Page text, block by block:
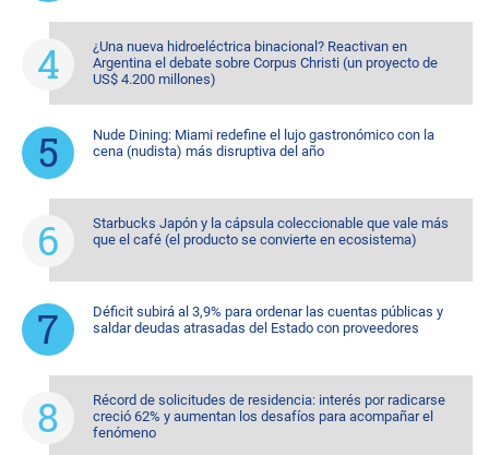
¿Una nueva hidroeléctrica binacional? Reactivan en
Argentina el debate sobre Corpus Christi (un proyecto de
US$ 4.200 millones)
Nude Dining: Miami redefine el lujo gastronómico con la
cena (nudista) más disruptiva del año
Starbucks Japón y la cápsula coleccionable que vale más
que el café (el producto se convierte en ecosistema)
Déficit subirá al 3,9% para ordenar las cuentas públicas y
saldar deudas atrasadas del Estado con proveedores
Récord de solicitudes de residencia: interés por radicarse
creció 62% y aumentan los desafíos para acompañar el
fenómeno